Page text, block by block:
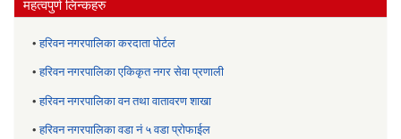
महत्वपुर्ण लिन्कहरु
•हरिवन नगरपालिका करदाता पोर्टल
•हरिवन नगरपालिका एकिकृत नगर सेवा प्रणाली
•हरिवन नगरपालिका वन तथा वातावरण शाखा
•हरिवन नगरपालिका वडा नं ५ वडा प्रोफाईल